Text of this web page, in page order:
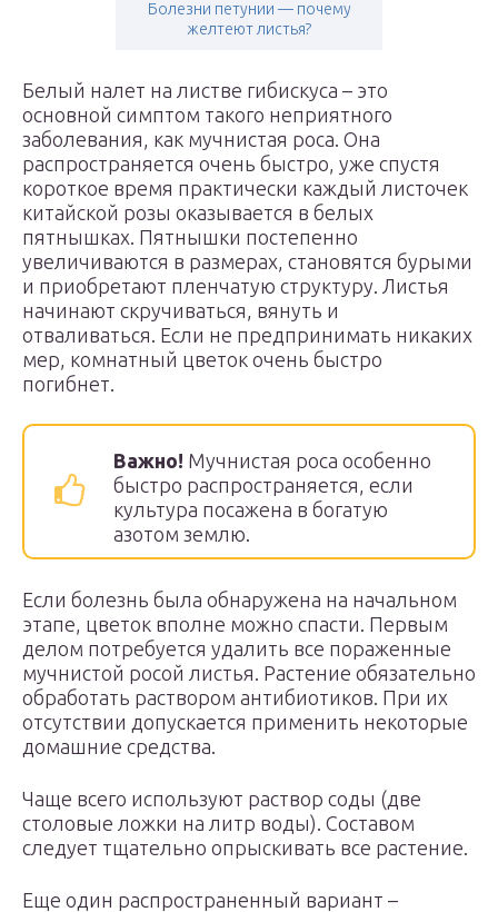
Болезни петунии — почему
желтеют листья?
Белый налет на листве гибискуса – это
основной симптом такого неприятного
заболевания, как мучнистая роса. Она
распространяется очень быстро, уже спустя
короткое время практически каждый листочек
китайской розы оказывается в белых
пятнышках. Пятнышки постепенно
увеличиваются в размерах, становятся бурыми
и приобретают пленчатую структуру. Листья
начинают скручиваться, вянуть и
отваливаться. Если не предпринимать никаких
мер, комнатный цветок очень быстро
погибнет.
Важно! Мучнистая роса особенно
быстро распространяется, если
культура посажена в богатую
азотом землю.
Если болезнь была обнаружена на начальном
этапе, цветок вполне можно спасти. Первым
делом потребуется удалить все пораженные
мучнистой росой листья. Растение обязательно
обработать раствором антибиотиков. При их
отсутствии допускается применить некоторые
домашние средства.
Чаще всего используют раствор соды (две
столовые ложки на литр воды). Составом
следует тщательно опрыскивать все растение.
Еще один распространенный вариант –